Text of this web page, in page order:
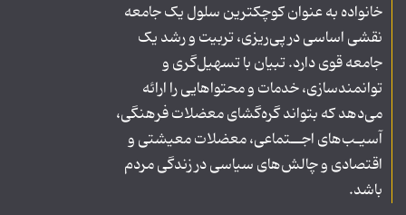
خانواده به عنوان کوچکترین سلول یک جامعه
نقشی اساسی در پی‌ریزی، تربیت و رشد یک
جامعه قوی دارد. تبیان با تسهیل‌گری و
توانمندسازی، خدمات و محتواهایی را ارائه
می‌دهد که بتواند گره‌گشای معضلات فرهنگی،
آسیـب‌های اجــتماعی، معضلات معیشتی و
اقتصادی و چالش‌های سیاسی در زندگی مردم
باشد.